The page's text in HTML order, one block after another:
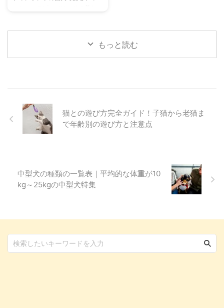
...
...
ークな犬種です。 彼らの朗らか
な性格と賢さは多くの人々を魅了
の記事では、フィニッシュ・スピ
ッツの歴史や特徴から、家庭犬と
して共に暮らす上での性格や飼い
もっと読む
猫との遊び方完全ガイド！子猫から老猫ま
で年齢別の遊び方と注意点
中型犬の種類の一覧表｜平均的な体重が10
kg～25kgの中型犬特集